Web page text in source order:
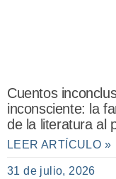
Cuentos
inconsciente: la
de la literatura al
LEER ARTÍCULO »
31 de julio, 2026